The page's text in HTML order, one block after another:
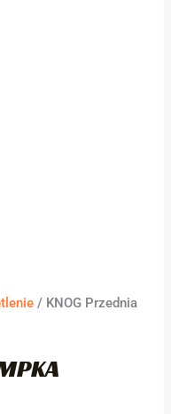
/ KNOG Przednia